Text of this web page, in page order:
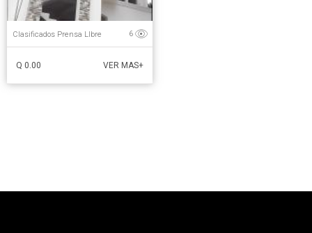
Clasificados Prensa LIbre 6
Q 0.00 VER MAS+